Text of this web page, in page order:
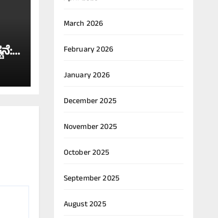
March 2026
February 2026
January 2026
December 2025
November 2025
October 2025
September 2025
August 2025